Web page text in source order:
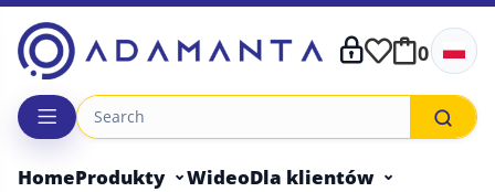
Skip
content
0
HomeProdukty WideoDla klientów